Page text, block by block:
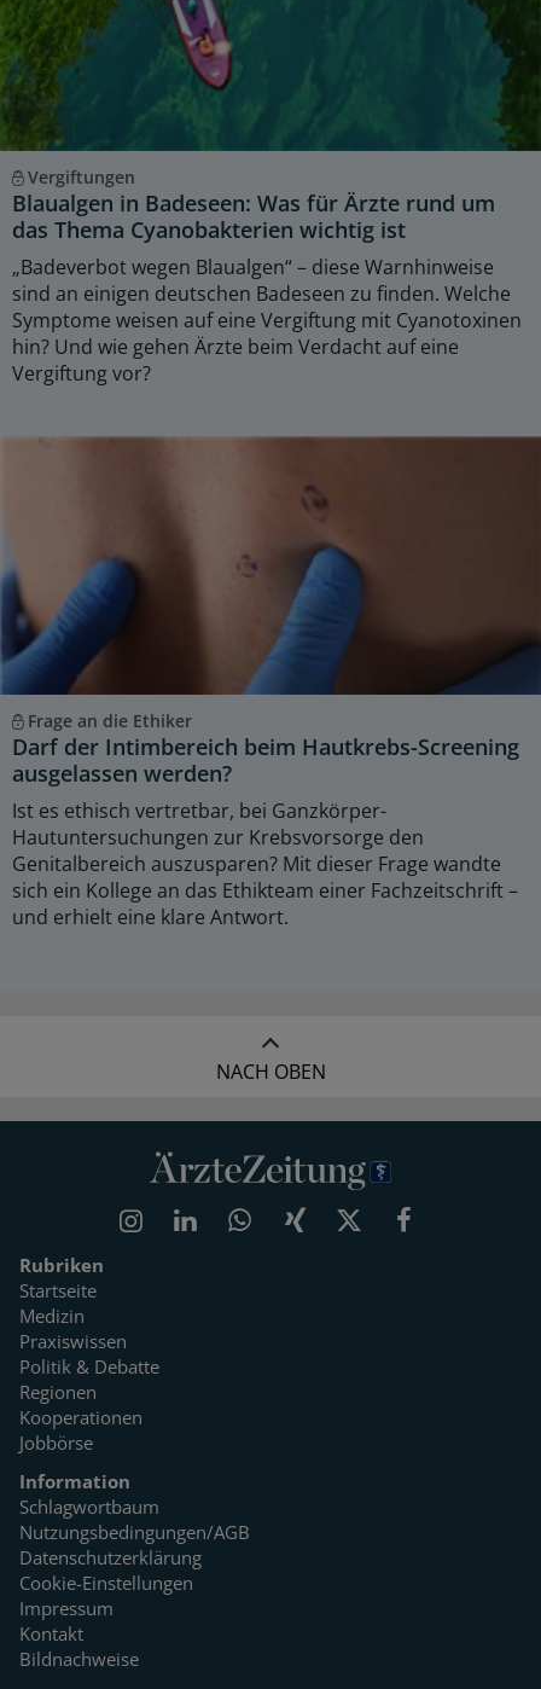
Vergiftungen
Blaualgen in Badeseen: Was für Ärzte rund um
das Thema Cyanobakterien wichtig ist
„Badeverbot wegen Blaualgen“ – diese Warnhinweise
sind an einigen deutschen Badeseen zu finden. Welche
Symptome weisen auf eine Vergiftung mit Cyanotoxinen
hin? Und wie gehen Ärzte beim Verdacht auf eine
Vergiftung vor?
Frage an die Ethiker
Darf der Intimbereich beim Hautkrebs-Screening
ausgelassen werden?
Ist es ethisch vertretbar, bei Ganzkörper-
Hautuntersuchungen zur Krebsvorsorge den
Genitalbereich auszusparen? Mit dieser Frage wandte
sich ein Kollege an das Ethikteam einer Fachzeitschrift –
und erhielt eine klare Antwort.
NACH OBEN
Rubriken
Startseite
Medizin
Praxiswissen
Politik & Debatte
Regionen
Kooperationen
Jobbörse
Information
Schlagwortbaum
Nutzungsbedingungen/AGB
Datenschutzerklärung
Cookie-Einstellungen
Impressum
Kontakt
Bildnachweise